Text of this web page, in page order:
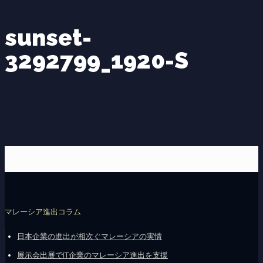
sunset-
3292799_1920-S
マレーシア進出コラム
日本企業の進出が相次ぐマレーシアの実情
展示会出展でIT企業のマレーシア進出を支援